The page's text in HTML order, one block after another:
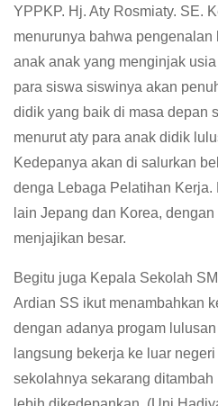
YPPKP. Hj. Aty Rosmiaty. SE.
menurunya bahwa pengenalan
anak anak yang menginjak
para siswa siswinya akan
didik yang baik di masa depan
menurut aty para anak didik
Kedepanya akan di salurkan
denga Lebaga Pelatihan Kerja.
lain Jepang dan Korea,
menjajikan besar.
Begitu juga Kepala Sekolah
Ardian SS ikut menambahkan
dengan adanya progam
langsung bekerja ke luar
sekolahnya sekarang